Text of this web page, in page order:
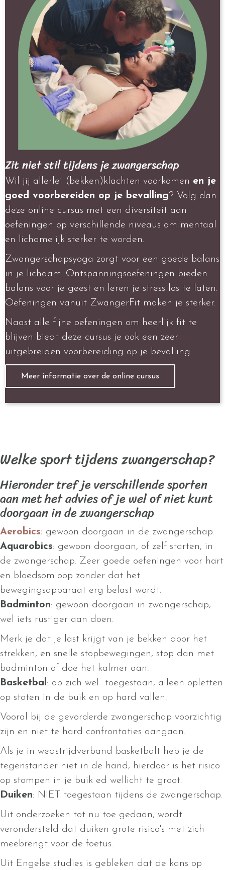
Zit niet stil tijdens je zwangerschap
Wil jij allerlei (bekken)klachten voorkomen en je
goed voorbereiden op je bevalling? Volg dan
deze online cursus met een diversiteit aan
oefeningen op verschillende niveaus om mentaal
en lichamelijk sterker te worden.
Zwangerschapsyoga zorgt voor een goede balans
in je lichaam. Ontspanningsoefeningen bieden
balans voor je geest en leren je stress los te laten.
Oefeningen vanuit ZwangerFit maken je sterker.
Naast alle fijne oefeningen om heerlijk fit te
blijven biedt deze cursus je ook een zeer
uitgebreiden voorbereiding op je bevalling.
Meer informatie over de online cursus
Welke sport tijdens zwangerschap?
Hieronder tref je verschillende sporten
aan met het advies of je wel of niet kunt
doorgaan in de zwangerschap
Aerobics: gewoon doorgaan in de zwangerschap.
Aquarobics: gewoon doorgaan, of zelf starten, in
de zwangerschap. Zeer goede oefeningen voor hart
en bloedsomloop zonder dat het
bewegingsapparaat erg belast wordt.
Badminton: gewoon doorgaan in zwangerschap,
wel iets rustiger aan doen.
Merk je dat je last krijgt van je bekken door het
strekken, en snelle stopbewegingen, stop dan met
badminton of doe het kalmer aan.
Basketbal : op zich wel toegestaan, alleen opletten
op stoten in de buik en op hard vallen.
Vooral bij de gevorderde zwangerschap voorzichtig
zijn en niet te hard confrontaties aangaan.
Als je in wedstrijdverband basketbalt heb je de
tegenstander niet in de hand, hierdoor is het risico
op stompen in je buik ed wellicht te groot.
Duiken: NIET toegestaan tijdens de zwangerschap.
Uit onderzoeken tot nu toe gedaan, wordt
verondersteld dat duiken grote risico's met zich
meebrengt voor de foetus.
Uit Engelse studies is gebleken dat de kans op